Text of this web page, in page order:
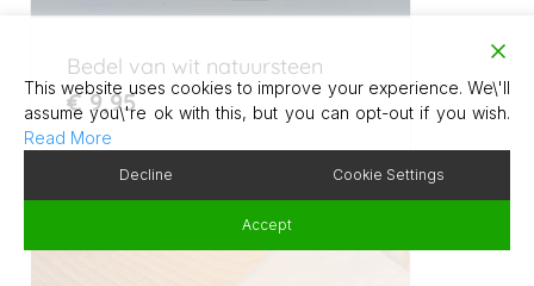
Bedel van wit natuursteen
€9,95
This website uses cookies to improve your experience. We\'ll
assume you\'re ok with this, but you can opt-out if you wish.
Read More
Decline Cookie Settings
Accept